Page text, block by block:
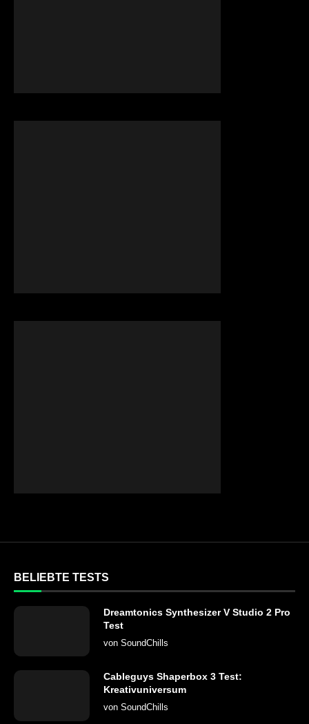
BELIEBTE TESTS
Dreamtonics Synthesizer V Studio 2 Pro
Test
von SoundChills
Cableguys Shaperbox 3 Test:
Kreativuniversum
von SoundChills